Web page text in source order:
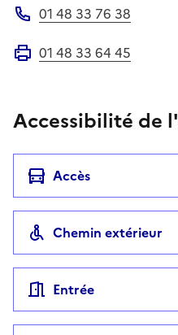
01 48 33 76 38
01 48 33 64 45
Accessibilité de
Accès
Chemin extérieur
Entrée